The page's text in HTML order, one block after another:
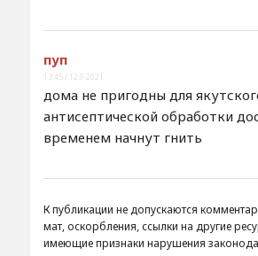
пуп
13:45 / 12.9.2021
дома не пригодны для
антисептической обработки
временем начнут гнить
К публикации не допускаются
мат, оскорбления, ссылки на другие
имеющие признаки нарушения